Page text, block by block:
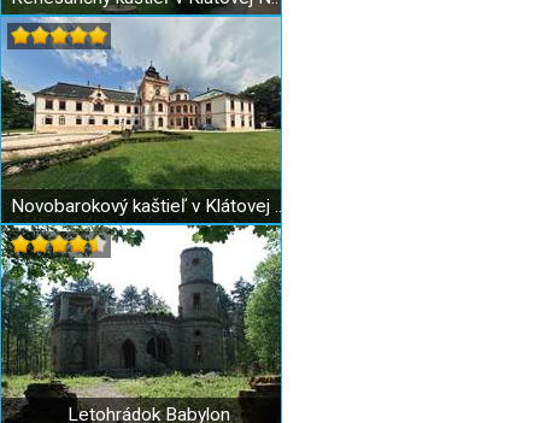
Novobarokový kaštieľ v Klátovej Novej Vsi
Letohrádok Babylon